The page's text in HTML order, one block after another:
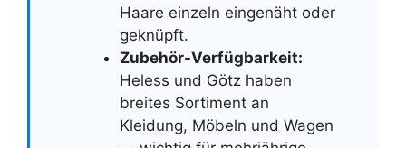
Haare einzeln eingenäht oder
geknüpft.
Zubehör-Verfügbarkeit:
Heless und Götz haben
breites Sortiment an
Kleidung, Möbeln und Wagen